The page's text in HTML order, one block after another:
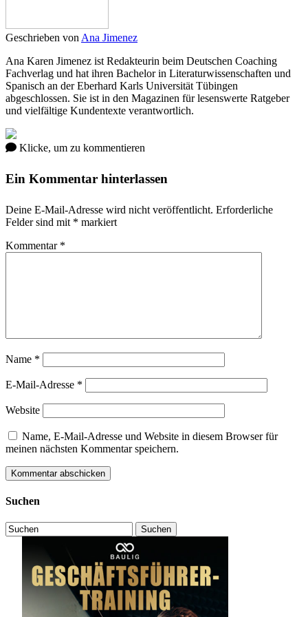
Geschrieben von Ana Jimenez
Ana Karen Jimenez ist Redakteurin beim Deutschen Coaching
Fachverlag und hat ihren Bachelor in Literaturwissenschaften und
Spanisch an der Eberhard Karls Universität Tübingen
abgeschlossen. Sie ist in den Magazinen für lesenswerte Ratgeber
und vielfältige Kundentexte verantwortlich.
Klicke, um zu kommentieren
Ein Kommentar hinterlassen
Deine E-Mail-Adresse wird nicht veröffentlicht. Erforderliche
Felder sind mit * markiert
Kommentar *
Name *
E-Mail-Adresse *
Website
Name, E-Mail-Adresse und Website in diesem Browser für
meinen nächsten Kommentar speichern.
Suchen